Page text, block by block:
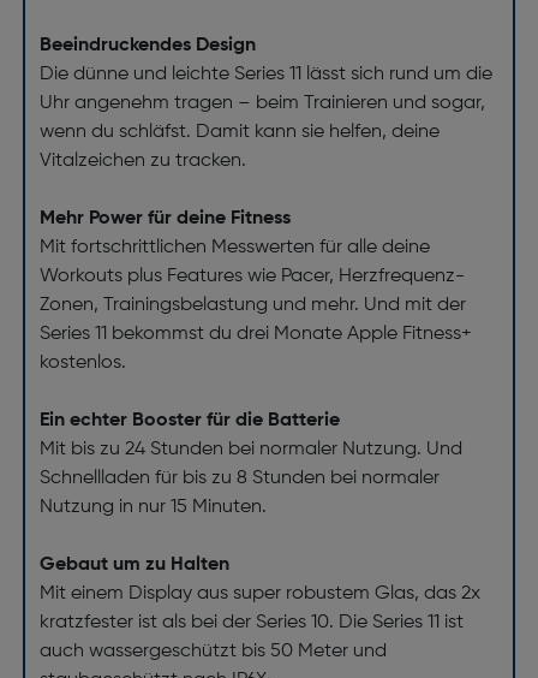
Beeindruckendes Design
Die dünne und leichte Series 11 lässt sich rund um die
Uhr angenehm tragen – beim Trainieren und sogar,
wenn du schläfst. Damit kann sie helfen, deine
Vitalzeichen zu tracken.
Mehr Power für deine Fitness
Mit fortschrittlichen Messwerten für alle deine
Workouts plus Features wie Pacer, Herzfrequenz-
Zonen, Trainingsbelastung und mehr. Und mit der
Series 11 bekommst du drei Monate Apple Fitness+
kostenlos.
Ein echter Booster für die Batterie
Mit bis zu 24 Stunden bei normaler Nutzung. Und
Schnellladen für bis zu 8 Stunden bei normaler
Nutzung in nur 15 Minuten.
Gebaut um zu Halten
Mit einem Display aus super robustem Glas, das 2x
kratzfester ist als bei der Series 10. Die Series 11 ist
auch wassergeschützt bis 50 Meter und